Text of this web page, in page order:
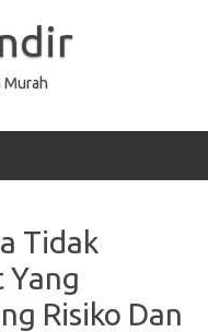
Murah
Tidak
Yang
Risiko Dan